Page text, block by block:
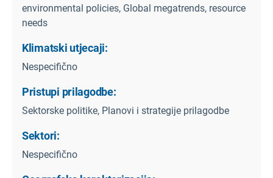
environmental policies, Global megatrends, resource
needs
Klimatski utjecaji:
Nespecifično
Pristupi prilagodbe:
Sektorske politike, Planovi i strategije prilagodbe
Sektori:
Nespecifično